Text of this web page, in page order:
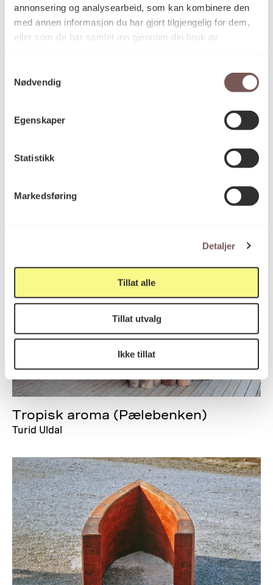
annonsering og analysearbeid, som kan kombinere den
med annen informasjon du har gjort tilgjengelig for dem,
eller som de har samlet inn gjennom din bruk av
Nødvendig
Egenskaper
Statistikk
Markedsføring
Detaljer
Tillat alle
Tillat utvalg
Ikke tillat
Perler
Tropisk aroma (Pælebenken)
Turid Uldal